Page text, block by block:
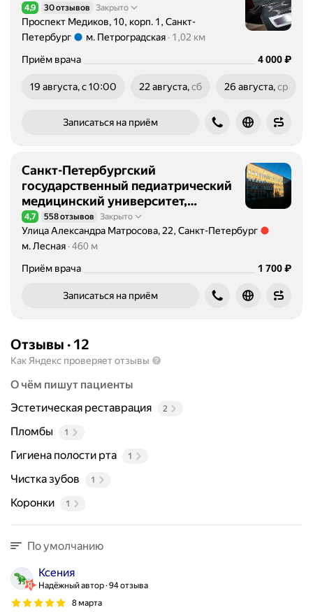
о
й
е
з
а
о
е
а
з
Рейтинг 4,9 из 5
4,9 30 отзывов Закрыто
Проспект Медиков, 10, корп. 1, Санкт-
Петербург
м. Петроградская
1,02 км
Приём врача
Цена
4000
4 000₽
19 августа, с 10:00 22 августа,сб
26 августа,ср
Записаться на приём
Санкт-Петербургский
государственный педиатрический
медицинский университет,
консультативно-диагностический
центр
Рейтинг 4,7 из 5
4,7 558 отзывов Закрыто
Улица Александра Матросова, 22, Санкт-Петербург
Метро м. Лесная Расстояние 460 м
м. Лесная 460 м
Приём врача
Цена
1700
1 700₽
Записаться на приём
Отзывы · 12
Как Яндекс проверяет отзывы
О чём пишут пациенты
Эстетическая реставрация
2
Пломбы 1
Гигиена полости рта 1
Чистка зубов 1
Коронки 1
По умолчанию
Ксения
Надёжный автор 94 отзыва
8 марта